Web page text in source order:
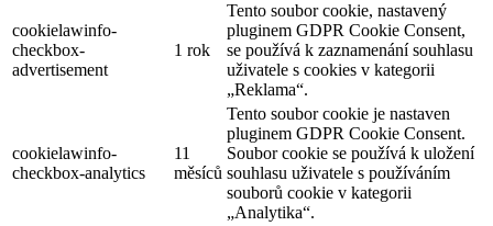
cookielawinfo-
checkbox-
advertisement
1 rok
Tento soubor cookie, nastavený
pluginem GDPR Cookie Consent,
se používá k zaznamenání souhlasu
uživatele s cookies v kategorii
„Reklama“.
cookielawinfo-
checkbox-analytics
11
měsíců
Tento soubor cookie je nastaven
pluginem GDPR Cookie Consent.
Soubor cookie se používá k uložení
souhlasu uživatele s používáním
souborů cookie v kategorii
„Analytika“.